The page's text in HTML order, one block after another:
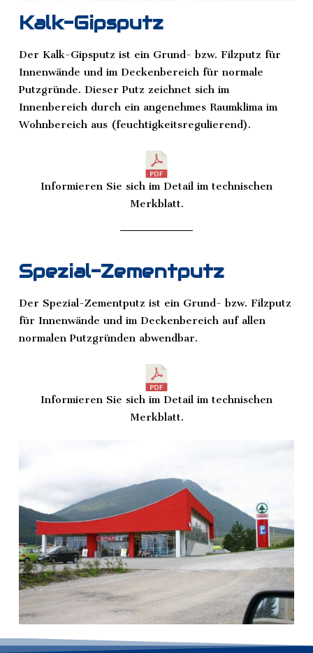
Kalk-Gipsputz
Der Kalk-Gipsputz ist ein Grund- bzw. Filzputz für
Innenwände und im Deckenbereich für normale
Putzgründe. Dieser Putz zeichnet sich im
Innenbereich durch ein angenehmes Raumklima im
Wohnbereich aus (feuchtigkeitsregulierend).
Informieren Sie sich im Detail im technischen
Merkblatt.
Spezial-Zementputz
Der Spezial-Zementputz ist ein Grund- bzw. Filzputz
für Innenwände und im Deckenbereich auf allen
normalen Putzgründen abwendbar.
Informieren Sie sich im Detail im technischen
Merkblatt.